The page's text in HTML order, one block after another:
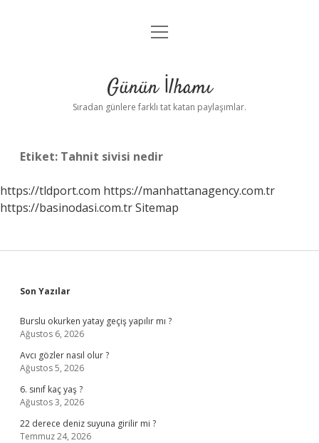
Anasayfa
Yasal Uyarı
menüyü
Günün İlhamı
Sıradan günlere farklı tat katan paylaşımlar.
Etiket: Tahnit sivisi nedir
https://tldport.com https://manhattanagency.com.tr
https://basinodasi.com.trSitemap
Sidebar
Son Yazılar
Burslu okurken yatay geçiş yapılır mı ?
Ağustos 6, 2026
Avcı gözler nasıl olur ?
Ağustos 5, 2026
6. sınıf kaç yaş ?
Ağustos 3, 2026
22 derece deniz suyuna girilir mi ?
Temmuz 24, 2026